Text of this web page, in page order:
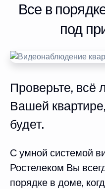
Все в
под
Проверьте, всё
Вашей
будет.
С умной системой
Ростелеком Вы
порядке в доме,